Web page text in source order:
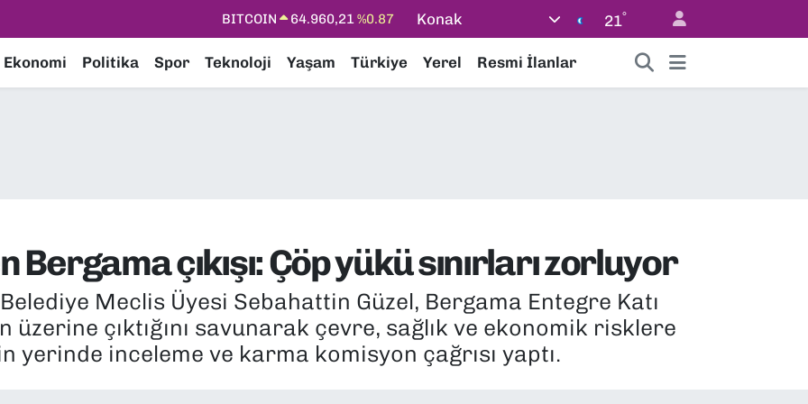
DOLAR 47,7436%0.18
EURO
55,2510%0.32
STERLİN
64,4811%0.38
Konak 21°
Ekonomi Politika Spor Teknoloji Yaşam Türkiye Yerel Resmi İlanlar
Bergama çıkışı: Çöp yükü sınırları zorluyor
Meclis Üyesi Sebahattin Güzel, Bergama Entegre Katı
üzerine çıktığını savunarak çevre, sağlık ve ekonomik risklere
yerinde inceleme ve karma komisyon çağrısı yaptı.